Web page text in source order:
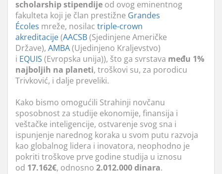
scholarship stipendije od ovog eminentnog
fakulteta koji je član prestižne Grandes
Écoles mreže, nosilac triple-crown
akreditacije(AACSB(Sjedinjene Američke
Države), AMBA(Ujedinjeno Kraljevstvo)
i EQUIS (Evropska unija)), što ga svrstava među 1%
najboljih na planeti, troškovi su, za porodicu
Trivković, i dalje preveliki.
Kako bismo omogućili Strahinji novčanu
sposobnost za studije ekonomije, finansija i
veštačke inteligencije, ostvarenje svog sna i
ispunjenje narednog koraka u svom putu razvoja
kao globalnog lidera i inovatora, neophodno je
pokriti troškove prve godine studija u iznosu
od 17.162€, odnosno 2.012.000 dinara.